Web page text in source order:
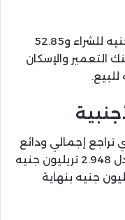
وسجل الدولار في بنك البركة 52.75 جنيه للشراء و52.85
التعمير والإسكان
تراجع إجمالي ودائع
البنوك بالعملات الأجنبية إلى ما يعادل 2.948 تريليون جنيه
2026، مقارنة بـ3.003 تريليون جنيه بنهاية